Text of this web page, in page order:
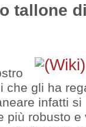
tallone
che gli ha
infatti
più robusto e